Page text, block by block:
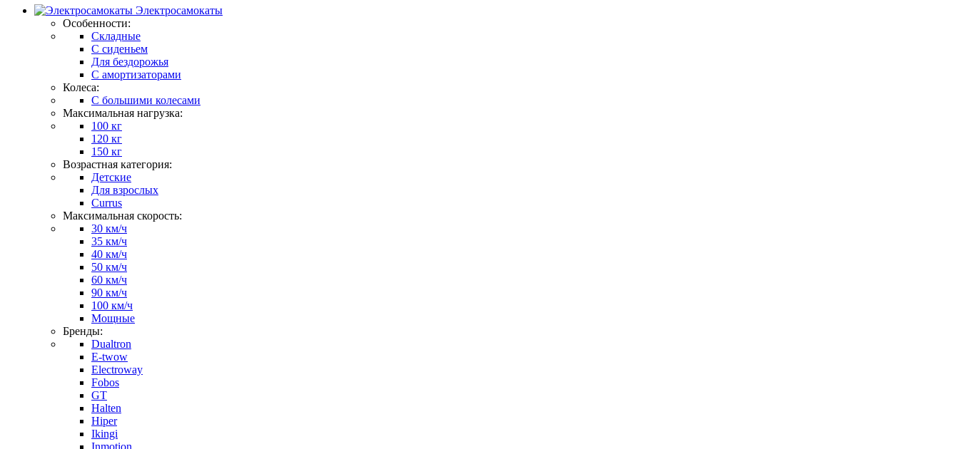
Электросамокаты
Особенности:
Складные
C сиденьем
Для бездорожья
С амортизаторами
Колеса:
С большими колесами
Максимальная нагрузка:
100 кг
120 кг
150 кг
Возрастная категория:
Детские
Для взрослых
Currus
Максимальная скорость:
30 км/ч
35 км/ч
40 км/ч
50 км/ч
60 км/ч
90 км/ч
100 км/ч
Мощные
Бренды:
Dualtron
E-twow
Electroway
Fobos
GT
Halten
Hiper
Ikingi
Inmotion